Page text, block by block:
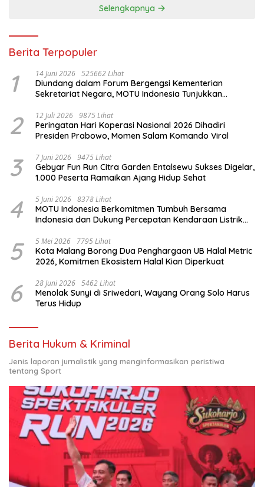
Selengkapnya
Berita Terpopuler
1 14 Juni 2026 525662 Lihat
Diundang dalam Forum Bergengsi Kementerian
Sekretariat Negara, MOTU Indonesia Tunjukkan
2 12 Juli 2026 9875 Lihat
Peringatan Hari Koperasi Nasional 2026 Dihadiri
Presiden Prabowo, Momen Salam Komando Viral
3 7 Juni 2026 9475 Lihat
Gebyar Fun Run Citra Garden Entalsewu Sukses Digelar,
1.000 Peserta Ramaikan Ajang Hidup Sehat
4 5 Juni 2026 8378 Lihat
MOTU Indonesia Berkomitmen Tumbuh Bersama
Indonesia dan Dukung Percepatan Kendaraan Listrik
5 5 Mei 2026 7795 Lihat
Kota Malang Borong Dua Penghargaan UB Halal Metric
2026, Komitmen Ekosistem Halal Kian Diperkuat
6 28 Juni 2026 5462 Lihat
Menolak Sunyi di Sriwedari, Wayang Orang Solo Harus
Terus Hidup
Berita Hukum & Kriminal
Jenis laporan jurnalistik yang menginformasikan peristiwa
tentang Sport